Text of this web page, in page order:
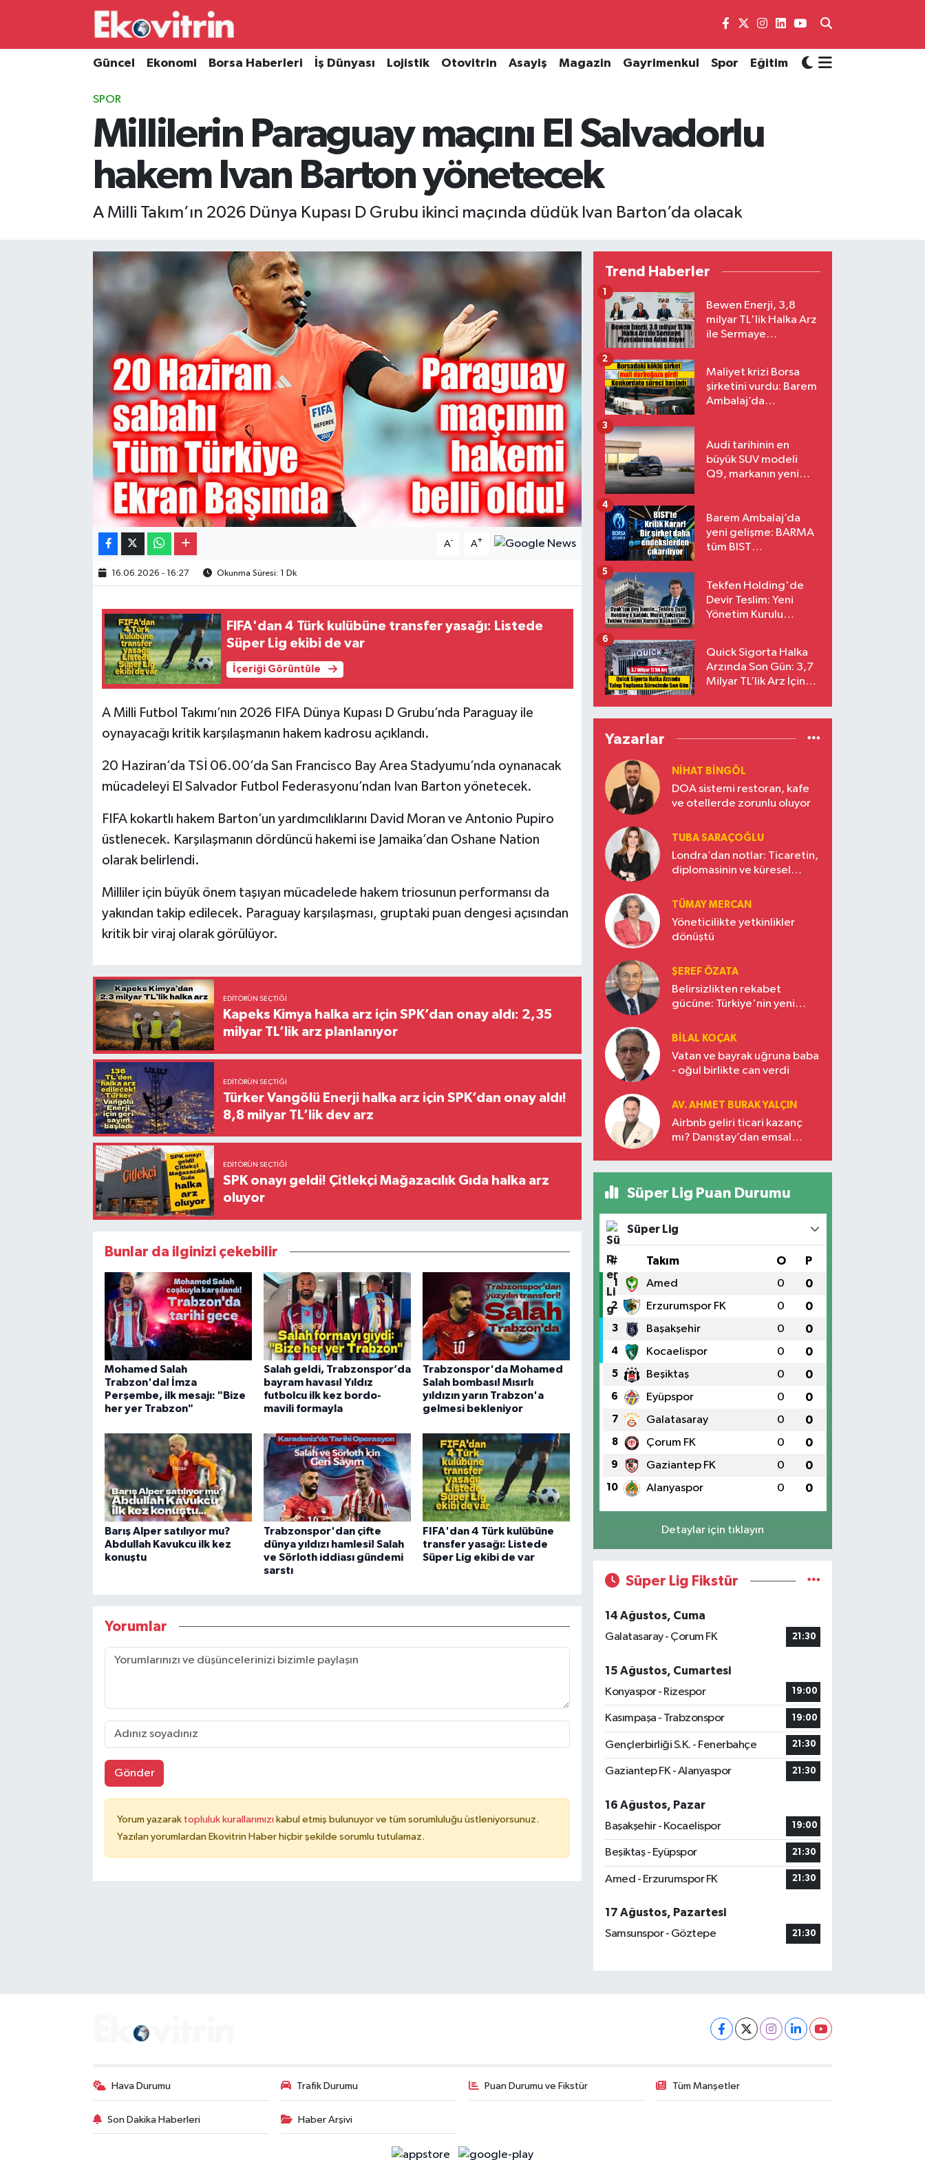
Güncel Ekonomi Borsa Haberleri İş Dünyası Lojistik Otovitrin Asayiş Magazin Gayrimenkul Spor Eğitim
SPOR
Millilerin Paraguay maçını El Salvadorlu
hakem Ivan Barton yönetecek
A Milli Takım’ın 2026 Dünya Kupası D Grubu ikinci maçında düdük Ivan Barton’da olacak
A- A+
16.06.2026 - 16:27 Okunma Süresi: 1 Dk
FIFA'dan 4 Türk kulübüne transfer yasağı: Listede
Süper Lig ekibi de var
İçeriği Görüntüle
A Milli Futbol Takımı’nın 2026 FIFA Dünya Kupası D Grubu’nda Paraguay ile
oynayacağı kritik karşılaşmanın hakem kadrosu açıklandı.
20 Haziran’da TSİ 06.00’da San Francisco Bay Area Stadyumu’nda oynanacak
mücadeleyi El Salvador Futbol Federasyonu’ndan Ivan Barton yönetecek.
FIFA kokartlı hakem Barton’un yardımcılıklarını David Moran ve Antonio Pupiro
üstlenecek. Karşılaşmanın dördüncü hakemi ise Jamaika’dan Oshane Nation
olarak belirlendi.
Milliler için büyük önem taşıyan mücadelede hakem triosunun performansı da
yakından takip edilecek. Paraguay karşılaşması, gruptaki puan dengesi açısından
kritik bir viraj olarak görülüyor.
EDITÖRÜN SEÇTIĞI
Kapeks Kimya halka arz için SPK’dan onay aldı: 2,35
milyar TL’lik arz planlanıyor
EDITÖRÜN SEÇTIĞI
Türker Vangölü Enerji halka arz için SPK’dan onay aldı!
8,8 milyar TL’lik dev arz
EDITÖRÜN SEÇTIĞI
SPK onayı geldi! Çitlekçi Mağazacılık Gıda halka arz
oluyor
Bunlar da ilginizi çekebilir
Mohamed Salah
Trabzon'da! İmza
Perşembe, ilk mesajı: "Bize
her yer Trabzon"
Salah geldi, Trabzonspor’da
bayram havası! Yıldız
futbolcu ilk kez bordo-
mavili formayla
Trabzonspor'da Mohamed
Salah bombası! Mısırlı
yıldızın yarın Trabzon'a
gelmesi bekleniyor
Barış Alper satılıyor mu?
Abdullah Kavukcu ilk kez
konuştu
Trabzonspor'dan çifte
dünya yıldızı hamlesi! Salah
ve Sörloth iddiası gündemi
sarstı
FIFA'dan 4 Türk kulübüne
transfer yasağı: Listede
Süper Lig ekibi de var
Yorumlar
Gönder
Yorum yazarak topluluk kurallarımızı kabul etmiş bulunuyor ve tüm sorumluluğu üstleniyorsunuz.
Yazılan yorumlardan Ekovitrin Haber hiçbir şekilde sorumlu tutulamaz.
Trend Haberler
Bewen Enerji, 3,8
milyar TL'lik Halka Arz
ile Sermaye
1
Maliyet krizi Borsa
şirketini vurdu: Barem
Ambalaj’da
2
Audi tarihinin en
büyük SUV modeli
Q9, markanın yeni
3
Barem Ambalaj’da
yeni gelişme: BARMA
tüm BIST
4
Tekfen Holding'de
Devir Teslim: Yeni
Yönetim Kurulu
5
Quick Sigorta Halka
Arzında Son Gün: 3,7
Milyar TL’lik Arz İçin
Eriyor
6
Yazarlar
NIHAT BINGÖL
DOA sistemi restoran, kafe
ve otellerde zorunlu oluyor
TUBA SARAÇOĞLU
Londra’dan notlar: Ticaretin,
diplomasinin ve küresel
Türkiye’nin yükselen gücü
TÜMAY MERCAN
Yöneticilikte yetkinlikler
dönüştü
ŞEREF ÖZATA
Belirsizlikten rekabet
gücüne: Türkiye'nin yeni
BILAL KOÇAK
Vatan ve bayrak uğruna baba
- oğul birlikte can verdi
AV. AHMET BURAK YALÇIN
Airbnb geliri ticari kazanç
mı? Danıştay’dan emsal
Süper Lig Puan Durumu
Süper Lig
# Takım O P
1 Amed 0 0
2 Erzurumspor FK 0 0
3 Başakşehir 0 0
4 Kocaelispor 0 0
5 Beşiktaş 0 0
6 Eyüpspor 0 0
7 Galatasaray 0 0
8 Çorum FK 0 0
9 Gaziantep FK 0 0
10 Alanyaspor 0 0
Detaylar için tıklayın
Süper Lig Fikstür
14 Ağustos, Cuma
Galatasaray - Çorum FK
21:30
15 Ağustos, Cumartesi
Konyaspor - Rizespor
19:00
Kasımpaşa - Trabzonspor 19:00
Gençlerbirliği S.K. - Fenerbahçe 21:30
Gaziantep FK - Alanyaspor 21:30
16 Ağustos, Pazar
Başakşehir - Kocaelispor
19:00
Beşiktaş - Eyüpspor 21:30
Amed - Erzurumspor FK 21:30
17 Ağustos, Pazartesi
Samsunspor - Göztepe
21:30
Hava Durumu Trafik Durumu Puan Durumu ve Fikstür Tüm Manşetler
Son Dakika Haberleri Haber Arşivi
Güncel
Borsa Haberleri
Hava Durumu
Süper Lig Puan Durumu ve Fikstür
Tüm Manşetler
Son Dakika Haberleri